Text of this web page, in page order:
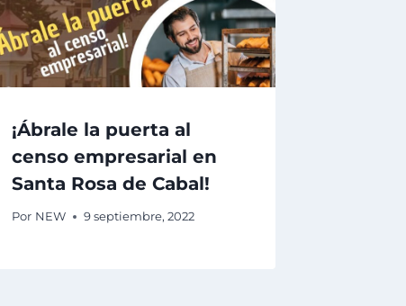
¡Ábrale la puerta al
censo empresarial en
Santa Rosa de Cabal!
Por NEW 9 septiembre, 2022